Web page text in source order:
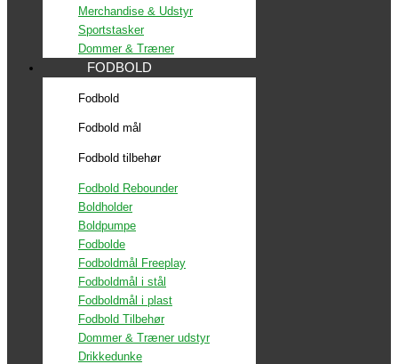
Merchandise & Udstyr
Sportstasker
Dommer & Træner
FODBOLD
Fodbold
Fodbold mål
Fodbold tilbehør
Fodbold Rebounder
Boldholder
Boldpumpe
Fodbolde
Fodboldmål Freeplay
Fodboldmål i stål
Fodboldmål i plast
Fodbold Tilbehør
Dommer & Træner udstyr
Drikkedunke